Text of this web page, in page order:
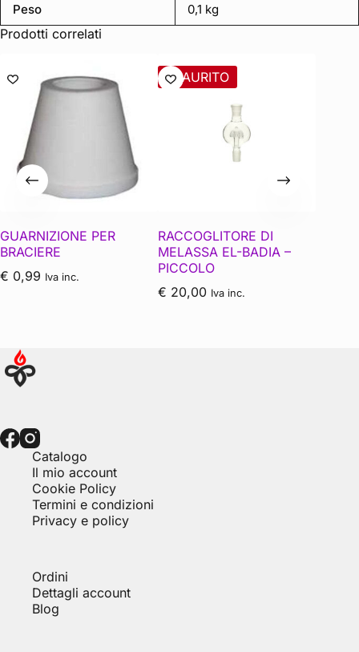
Peso 0,1 kg
Prodotti correlati
GUARNIZIONE PER
BRACIERE
€ 0,99 Iva inc.
ESAURITO
RACCOGLITORE DI
MELASSA EL-BADIA –
PICCOLO
€ 20,00 Iva inc.
Catalogo
Il mio account
Cookie Policy
Termini e condizioni
Privacy e policy
Ordini
Dettagli account
Blog